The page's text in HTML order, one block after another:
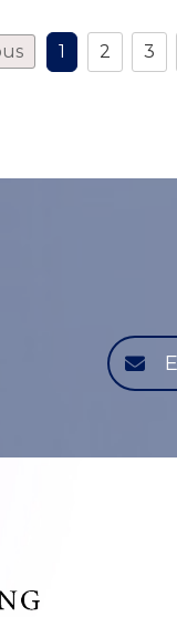
1 2 3